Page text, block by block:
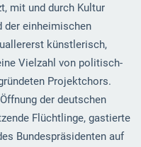
mit und durch Kultur
der einheimischen
künstlerisch,
Vielzahl von politisch-
Projektchors.
der deutschen
Flüchtlinge, gastierte
Bundespräsidenten auf